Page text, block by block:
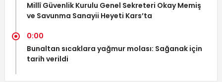
Millî Güvenlik Kurulu Genel Sekreteri Okay Memiş
ve Savunma Sanayii Heyeti Kars’ta
0:00
Bunaltan sıcaklara yağmur molası: Sağanak için
tarih verildi